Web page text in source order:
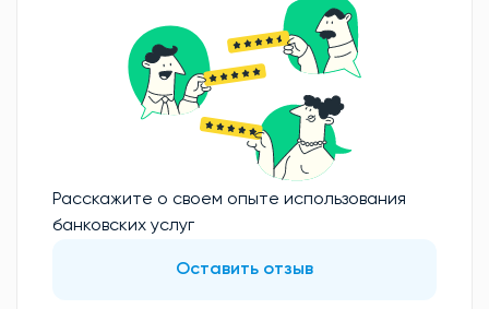
Расскажите о своем опыте использования
банковских услуг
Оставить отзыв